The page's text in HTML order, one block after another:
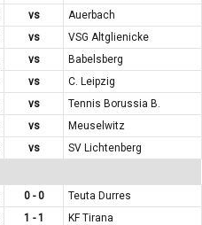
vs
Auerbach
vs
VSG Altglienicke
vs
Babelsberg
vs
C. Leipzig
vs
Tennis Borussia B.
vs
Meuselwitz
vs
SV Lichtenberg
0 - 0
Teuta Durres
1 - 1
KF Tirana